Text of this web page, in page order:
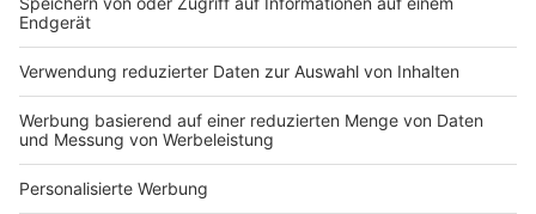
Häuser-Suche
Hausanbieter-Suche
Bauprojekt-Profil
Für Unternehmen